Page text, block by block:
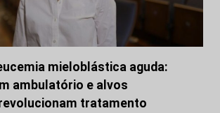
mieloblástica aguda:
ambulatório e alvos
tratamento